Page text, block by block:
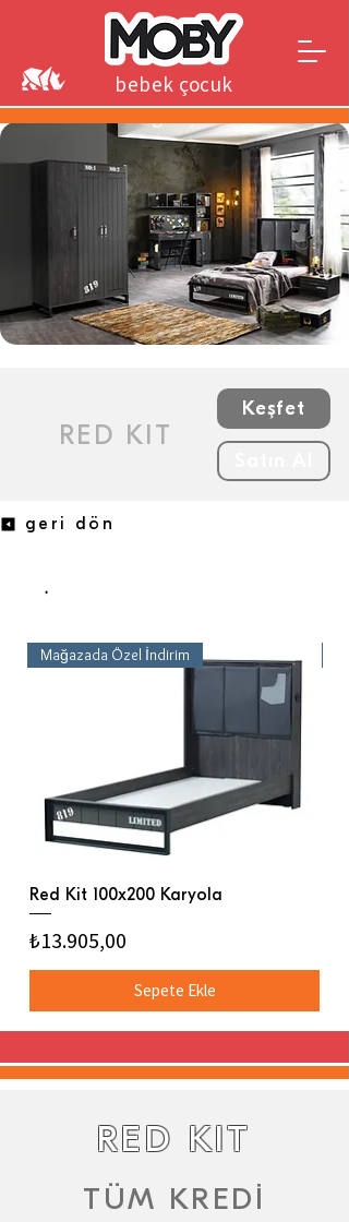
bebek çocuk
genç
Keşfet
RED KIT
geri dön
.
Mağazada Özel İndirim
Red Kit 100x200 Karyola
Fiyat
₺13.905,00
Sepete Ekle
RED KIT
TÜM KREDİ